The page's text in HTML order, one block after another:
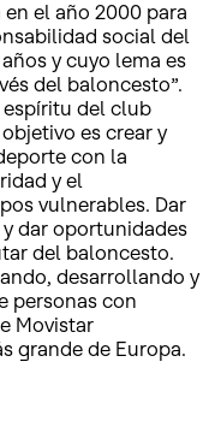
el año 2000 para
social del
y cuyo lema es
del baloncesto”.
espíritu del club
es crear y
con la
y el
vulnerables. Dar
dar oportunidades
del baloncesto.
desarrollando y
personas con
Movistar
grande de Europa.